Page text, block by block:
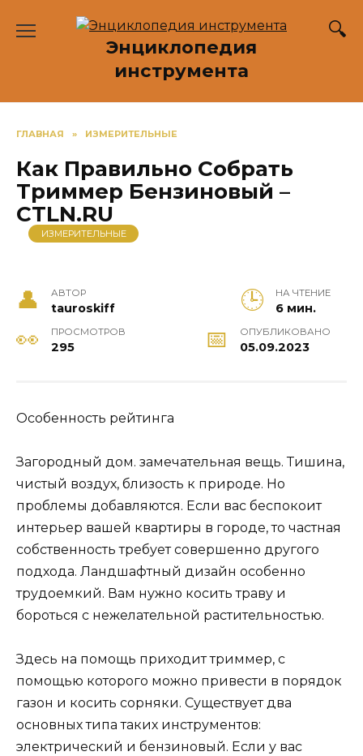
Энциклопедия
инструмента
ГЛАВНАЯ » ИЗМЕРИТЕЛЬНЫЕ
Как Правильно Собрать
Триммер Бензиновый –
CTLN.RU
ИЗМЕРИТЕЛЬНЫЕ
АВТОР
tauroskiff
НА ЧТЕНИЕ
6 мин.
ПРОСМОТРОВ
295
ОПУБЛИКОВАНО
05.09.2023
Особенность рейтинга
Загородный дом. замечательная вещь. Тишина,
чистый воздух, близость к природе. Но
проблемы добавляются. Если вас беспокоит
интерьер вашей квартиры в городе, то частная
собственность требует совершенно другого
подхода. Ландшафтный дизайн особенно
трудоемкий. Вам нужно косить траву и
бороться с нежелательной растительностью.
Здесь на помощь приходит триммер, с
помощью которого можно привести в порядок
газон и косить сорняки. Существует два
основных типа таких инструментов:
электрический и бензиновый. Если у вас